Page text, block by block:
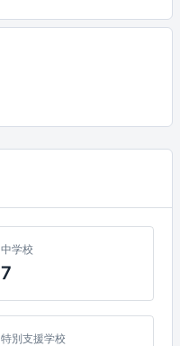
中学校
7
特別支援学校